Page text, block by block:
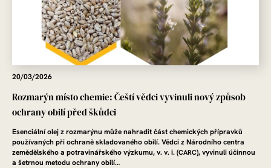
20/03/2026
Rozmarýn místo chemie: Čeští vědci vyvinuli nový způsob
ochrany obilí před škůdci
Esenciální olej z rozmarýnu může nahradit část chemických přípravků
používaných při ochraně skladovaného obilí.Vědci zNárodního centra
zemědělského a potravinářského výzkumu,v. v. i.(CARC), vyvinuli účinnou
a šetrnou metodu ochrany obilí…